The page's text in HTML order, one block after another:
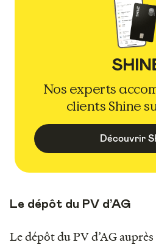
Nos experts
clients Shine
Découvrir
Le dépôt du PV d’AG
Le dépôt du PV d’AG